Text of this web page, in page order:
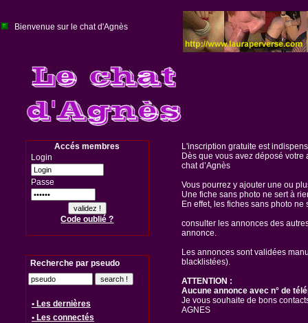
Bienvenue sur le chat d'Agnès
Accés membres
Login
Passe
Code oublié ?
Recherche par pseudo
• Les dernières
• Les connectés
L'inscription gratuite est
Dès que vous avez déposé
chat d’Agnès
Vous pourrez y ajouter une ou
Une fiche sans photo ne sert à
En effet, les fiches sans photo
consulter les annonces des
annonce.
Les annonces sont validées
blacklistées).
ATTENTION :
Aucune annonce avec n° de
Je vous souhaite de bons
AGNES